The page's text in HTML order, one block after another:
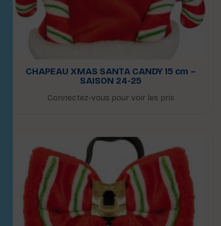
CHAPEAU XMAS SANTA CANDY 15 cm –
SAISON 24-25
Connectez-vous pour voir les prix